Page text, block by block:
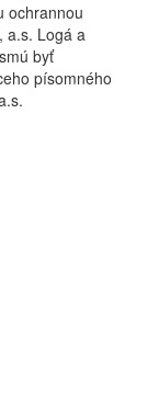
ochrannou
a.s. Logá a
byť
písomného